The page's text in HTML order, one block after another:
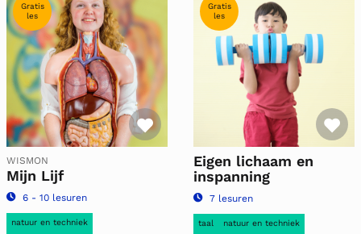
Gratis
les
Favoriet
WISMON
Mijn Lijf
6 - 10 lesuren
natuur en techniek
Gratis
les
Eigen lichaam en
inspanning
7 lesuren
taal natuur en techniek